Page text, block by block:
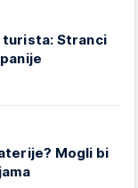
turista: Stranci
Mogli bi